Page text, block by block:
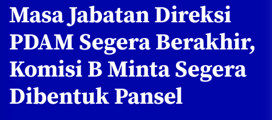
Masa Jabatan Direksi
PDAM Segera Berakhir,
Komisi B Minta Segera
Dibentuk Pansel